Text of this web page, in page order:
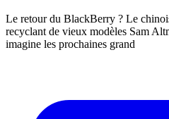
Le retour du BlackBerry ? Le
recyclant de vieux modèles Sam
imagine les prochaines grand